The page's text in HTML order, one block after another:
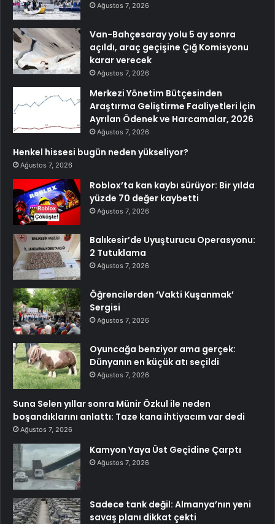
Ağustos 7, 2026
Van-Bahçesaray yolu 5 ay sonra
açıldı, araç geçişine Çığ Komisyonu
karar verecek
Ağustos 7, 2026
Merkezi Yönetim Bütçesinden
Araştırma Geliştirme Faaliyetleri İçin
Ayrılan Ödenek ve Harcamalar, 2026
Ağustos 7, 2026
Henkel hissesi bugün neden yükseliyor?
Ağustos 7, 2026
Roblox’ta kan kaybı sürüyor: Bir yılda
yüzde 70 değer kaybetti
Ağustos 7, 2026
Balıkesir’de Uyuşturucu Operasyonu:
2 Tutuklama
Ağustos 7, 2026
Öğrencilerden ‘Vakti Kuşanmak’
Sergisi
Ağustos 7, 2026
Oyuncağa benziyor ama gerçek:
Dünyanın en küçük atı seçildi
Ağustos 7, 2026
Suna Selen yıllar sonra Münir Özkul ile neden
boşandıklarını anlattı: Taze kana ihtiyacım var dedi
Ağustos 7, 2026
Kamyon Yaya Üst Geçidine Çarptı
Ağustos 7, 2026
Sadece tank değil: Almanya’nın yeni
savaş planı dikkat çekti